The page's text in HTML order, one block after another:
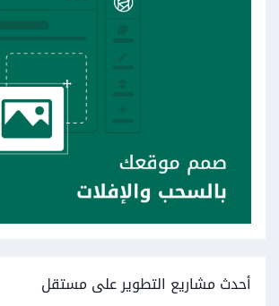
أحدث مشاريع التطوير على مستقل